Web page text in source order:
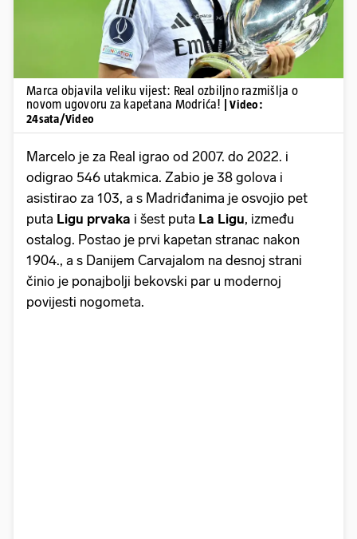
Marca objavila veliku vijest: Real ozbiljno razmišlja o
novom ugovoru za kapetana Modrića!
| Video:
24sata/Video
Marcelo je za Real igrao od 2007. do 2022. i
odigrao 546 utakmica. Zabio je 38 golova i
asistirao za 103, a s Madriđanima je osvojio pet
puta Ligu prvaka i šest puta La Ligu, između
ostalog. Postao je prvi kapetan stranac nakon
1904., a s Danijem Carvajalom na desnoj strani
činio je ponajbolji bekovski par u modernoj
povijesti nogometa.